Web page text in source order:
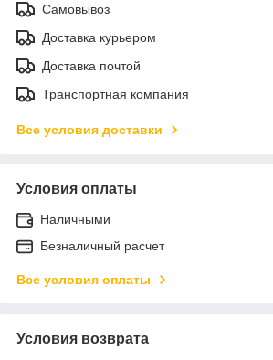
Самовывоз
Доставка курьером
Доставка почтой
Транспортная компания
Все условия доставки
Условия оплаты
Наличными
Безналичный расчет
Все условия оплаты
Условия возврата